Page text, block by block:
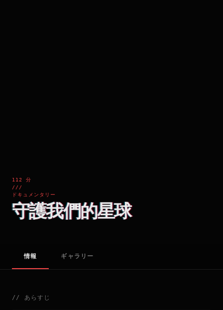
112 分
///
ドキュメンタリー
守護我們的星球
情報 ギャラリー
// あらすじ